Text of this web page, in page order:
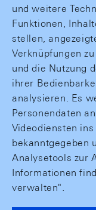
und weitere
Funktionen,
stellen,
Verknüpfungen
und die Nutzung
ihrer
analysieren. Es
Personendaten
Videodiensten
bekanntgegeben
Analysetools zur
Informationen
verwalten".